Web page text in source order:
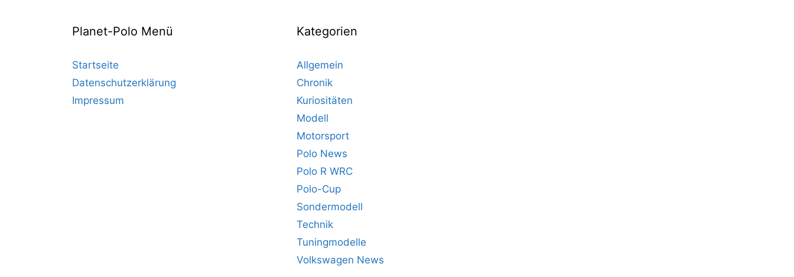
Planet-Polo Menü
Startseite
Datenschutzerklärung
Impressum
Kategorien
Allgemein
Chronik
Kuriositäten
Modell
Motorsport
Polo News
Polo R WRC
Polo-Cup
Sondermodell
Technik
Tuningmodelle
Volkswagen News